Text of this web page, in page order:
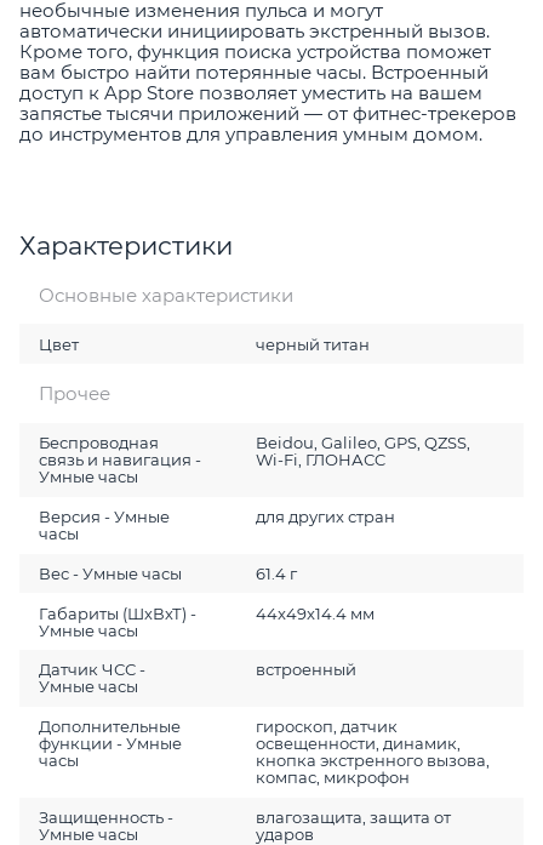
необычные изменения пульса и могут
автоматически инициировать экстренный вызов.
Кроме того, функция поиска устройства поможет
вам быстро найти потерянные часы. Встроенный
доступ к App Store позволяет уместить на вашем
запястье тысячи приложений — от фитнес-трекеров
до инструментов для управления умным домом.
Характеристики
Основные характеристики
Цвет черный титан
Прочее
Беспроводная
связь и навигация -
Умные часы
Beidou, Galileo, GPS, QZSS,
Wi-Fi, ГЛОНАСC
Версия - Умные
часы
для других стран
Вес - Умные часы 61.4 г
Габариты (ШхВхТ) -
Умные часы
44x49x14.4 мм
Датчик ЧСС -
Умные часы
встроенный
Дополнительные
функции - Умные
часы
гироскоп, датчик
освещенности, динамик,
кнопка экстренного вызова,
компас, микрофон
Защищенность -
Умные часы
влагозащита, защита от
ударов